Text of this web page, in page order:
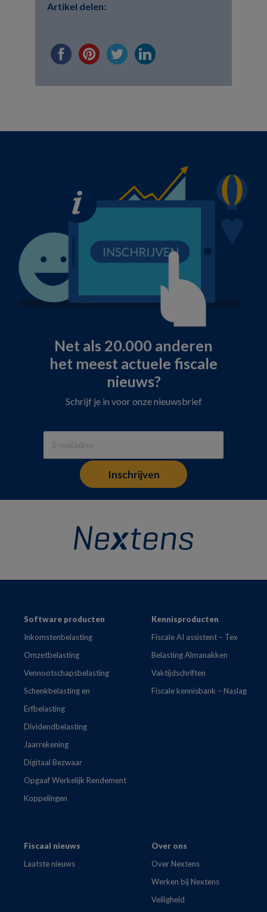
Artikel delen:
Net als 20.000 anderen
het meest actuele fiscale
nieuws?
Schrijf je in voor onze nieuwsbrief
FooterSoftware producten
Inkomstenbelasting
Omzetbelasting
Vennootschapsbelasting
Schenkbelasting en
Erfbelasting
Dividendbelasting
Jaarrekening
Digitaal Bezwaar
Opgaaf Werkelijk Rendement
Koppelingen
Kennisproducten
Fiscale AI assistent – Tex
Belasting Almanakken
Vaktijdschriften
Fiscale kennisbank – Naslag
Fiscaal nieuws
Laatste nieuws
Over ons
Over Nextens
Werken bij Nextens
Veiligheid